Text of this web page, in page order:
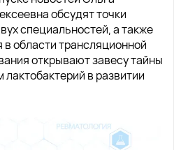
обсудят точки
специальностей, а также
области трансляционной
открывают завесу тайны
в развитии